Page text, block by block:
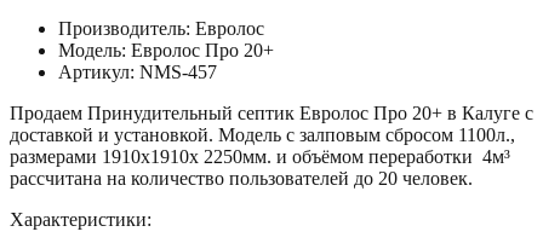
Производитель: Евролос
Модель: Евролос Про 20+
Артикул: NMS-457
Продаем Принудительный септик Евролос Про 20+ в Калуге с
доставкой и установкой. Модель с залповым сбросом 1100л.,
размерами 1910х1910х 2250мм. и объёмом переработки 4м³
рассчитана на количество пользователей до 20 человек.
Характеристики: